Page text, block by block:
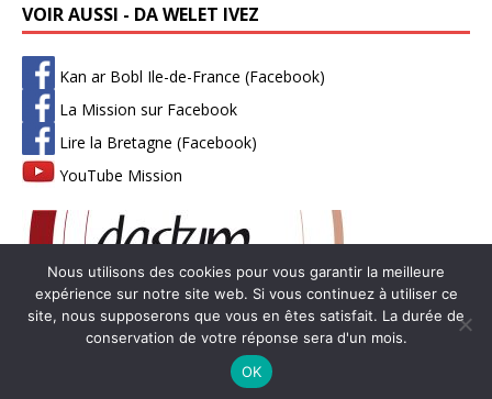
VOIR AUSSI - DA WELET IVEZ
Kan ar Bobl Ile-de-France (Facebook)
La Mission sur Facebook
Lire la Bretagne (Facebook)
YouTube Mission
Copyright © 2026 | Thème WordPress par
légales
Nous utilisons des cookies pour vous garantir la meilleure
expérience sur notre site web. Si vous continuez à utiliser ce
site, nous supposerons que vous en êtes satisfait. La durée de
conservation de votre réponse sera d'un mois.
OK